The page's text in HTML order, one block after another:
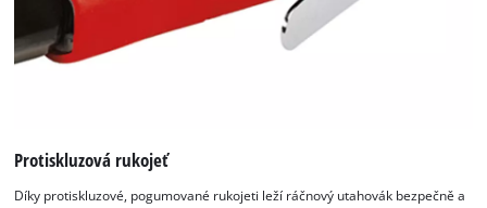
Protiskluzová rukojeť
Díky protiskluzové, pogumované rukojeti leží ráčnový utahovák bezpečně a